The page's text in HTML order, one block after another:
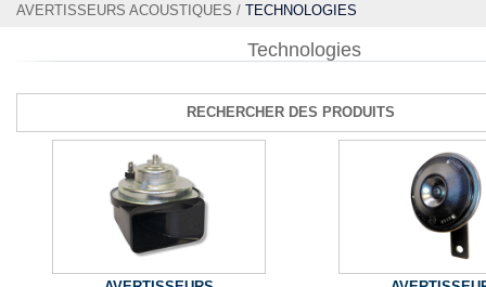
AVERTISSEURS ACOUSTIQUES / TECHNOLOGIES
Technologies
RECHERCHER DES PRODUITS